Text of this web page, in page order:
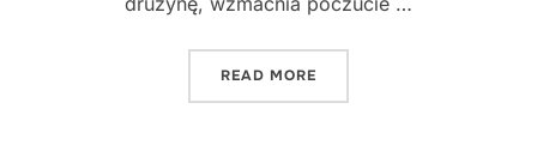
READ MORE